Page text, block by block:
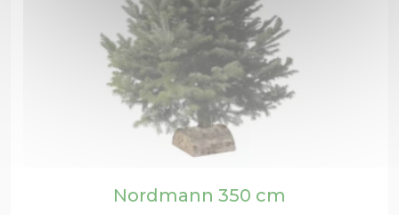
Nordmann 350 cm